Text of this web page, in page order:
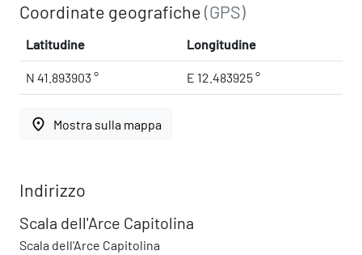
Coordinate geografiche(GPS)
Latitudine Longitudine
N 41.893903 ° E 12.483925 °
place Mostra sulla mappa
Indirizzo
Scala dell'Arce Capitolina
Scala dell'Arce Capitolina